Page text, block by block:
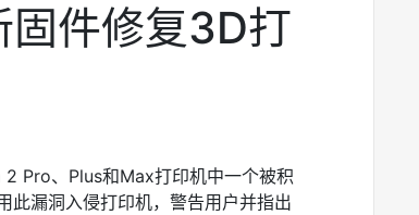
件修复3D打
Pro、Plus和Max打印机中一个被积
此漏洞入侵打印机，警告用户并指出